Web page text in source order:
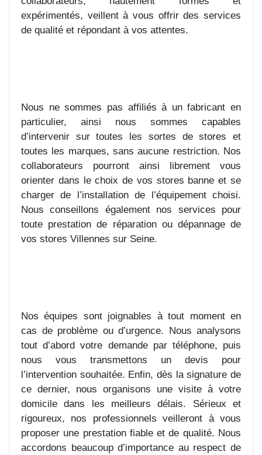
expérimentés, veillent à vous offrir des services
de qualité et répondant à vos attentes.
Nous ne sommes pas affiliés à un fabricant en
particulier, ainsi nous sommes capables
d’intervenir sur toutes les sortes de stores et
toutes les marques, sans aucune restriction. Nos
collaborateurs pourront ainsi librement vous
orienter dans le choix de vos stores banne et se
charger de l’installation de l’équipement choisi.
Nous conseillons également nos services pour
toute prestation de réparation ou dépannage de
vos stores Villennes sur Seine.
Nos équipes sont joignables à tout moment en
cas de problème ou d’urgence. Nous analysons
tout d’abord votre demande par téléphone, puis
nous vous transmettons un devis pour
l’intervention souhaitée. Enfin, dès la signature de
ce dernier, nous organisons une visite à votre
domicile dans les meilleurs délais. Sérieux et
rigoureux, nos professionnels veilleront à vous
proposer une prestation fiable et de qualité. Nous
accordons beaucoup d’importance au respect de